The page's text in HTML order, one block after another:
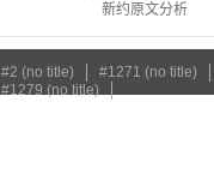
新约原文分析
#2 (no title) #1271 (no title)
#1279 (no title)